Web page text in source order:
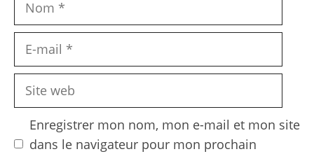
Site
Enregistrer mon nom, mon e-mail et mon site
dans le navigateur pour mon prochain